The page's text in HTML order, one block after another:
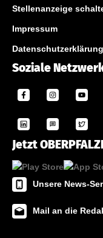
Stellenanzeige
Impressum
Datenschutzerklärung
Soziale
Jetzt
Unsere News-
Mail an die